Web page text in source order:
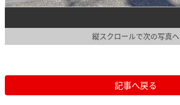
縦スクロールで次の写真へ
記事へ戻る